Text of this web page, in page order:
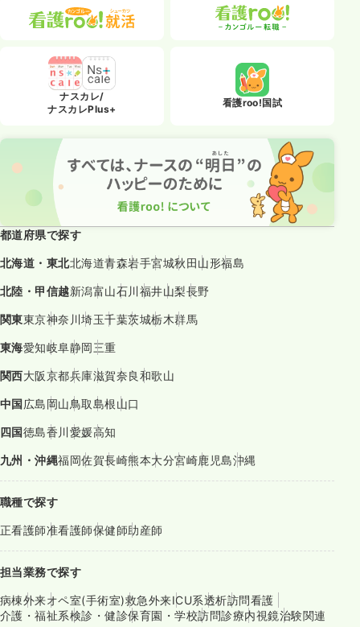
ナスカレ/
ナスカレPlus+
看護roo!国試
都道府県で探す
北海道・東北北海道青森岩手宮城秋田山形福島
北陸・甲信越新潟富山石川福井山梨長野
関東東京神奈川埼玉千葉茨城栃木群馬
東海愛知岐阜静岡三重
関西大阪京都兵庫滋賀奈良和歌山
中国広島岡山鳥取島根山口
四国徳島香川愛媛高知
九州・沖縄福岡佐賀長崎熊本大分宮崎鹿児島沖縄
職種で探す
正看護師准看護師保健師助産師
担当業務で探す
病棟外来オペ室(手術室)救急外来ICU系透析訪問看護
介護・福祉系検診・健診保育園・学校訪問診療内視鏡治験関連